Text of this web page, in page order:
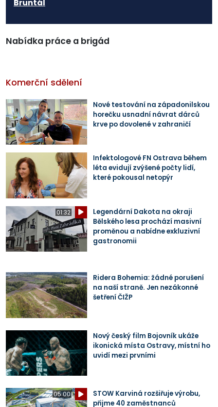
Bruntál
Nabídka práce a brigád
Komerční sdělení
Nové testování na západonilskou
horečku usnadní návrat dárců
krve po dovolené v zahraničí
Infektologové FN Ostrava během
léta evidují zvýšené počty lidí,
které pokousal netopýr
01:32
Legendární Dakota na okraji
Bělského lesa prochází masivní
proměnou a nabídne exkluzivní
gastronomii
Ridera Bohemia: žádné porušení
na naší straně. Jen nezákonné
šetření ČIŽP
Nový český film Bojovník ukáže
ikonická místa Ostravy, místní ho
uvidí mezi prvními
05:00
STOW Karviná rozšiřuje výrobu,
přijme 40 zaměstnanců